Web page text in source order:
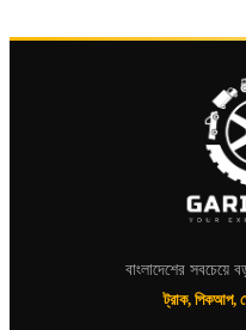
বাংলাদেশের সবচেয়ে
ট্রাক, পিকআপ,